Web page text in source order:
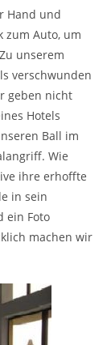
Hand und
zum Auto, um
unserem
verschwunden
geben nicht
Hotels
Ball im
Wie
ihre erhoffte
in sein
ein Foto
machen wir